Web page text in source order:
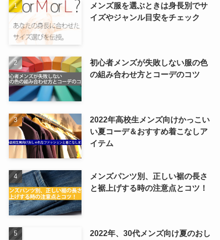
メンズ服を選ぶときは身長別でサ
イズやジャンル目安をチェック
初心者メンズが失敗しない服の色
の組み合わせ方とコーデのコツ
2022年高校生メンズ向けかっこい
い夏コーデ＆おすすめ着こなしア
イテム
メンズパンツ別、正しい裾の長さ
と裾上げする時の注意点とコツ！
2022年、30代メンズ向け夏のおし